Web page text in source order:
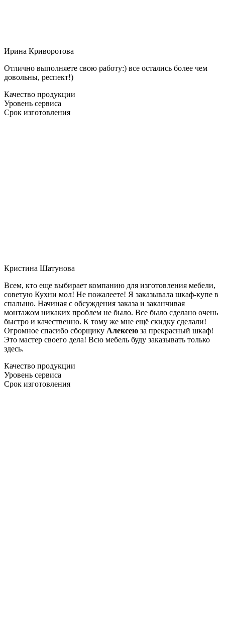
Ирина Криворотова
Отлично выполняете свою работу:) все остались более чем
довольны, респект!)
Качество продукции
Уровень сервиса
Срок изготовления
Кристина Шатунова
Всем, кто еще выбирает компанию для изготовления мебели,
советую Кухни мол! Не пожалеете! Я заказывала шкаф-купе в
спальню. Начиная с обсуждения заказа и заканчивая
монтажом никаких проблем не было. Все было сделано очень
быстро и качественно. К тому же мне ещё скидку сделали!
Огромное спасибо сборщику Алексею за прекрасный шкаф!
Это мастер своего дела! Всю мебель буду заказывать только
здесь.
Качество продукции
Уровень сервиса
Срок изготовления